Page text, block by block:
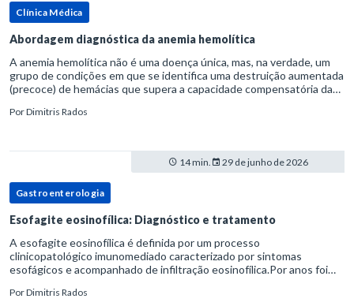
Clínica Médica
Abordagem diagnóstica da anemia hemolítica
A anemia hemolítica não é uma doença única, mas, na verdade, um
grupo de condições em que se identifica uma destruição aumentada
(precoce) de hemácias que supera a capacidade compensatória da
PorDimitris Rados
14 min. 29 de junho de 2026
Gastroenterologia
Esofagite eosinofílica: Diagnóstico e tratamento
A esofagite eosinofílica é definida por um processo
clinicopatológico imunomediado caracterizado por sintomas
esofágicos e acompanhado de infiltração eosinofílica.Por anos foi
refluxo gastr
PorDimitris Rados